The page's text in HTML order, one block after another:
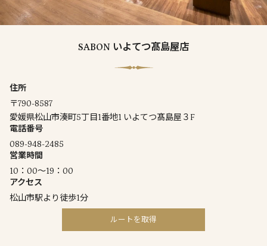
SABON いよてつ髙島屋店
住所
〒790-8587
愛媛県松山市湊町5丁目1番地1 いよてつ髙島屋３F
電話番号
089-948-2485
営業時間
10：00～19：00
アクセス
松山市駅より徒歩1分
ルートを取得